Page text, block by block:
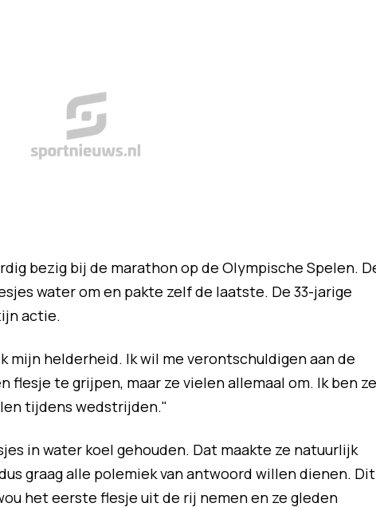
bezig bij de marathon op de Olympische Spelen.
water om en pakte zelf de laatste. De 33-jarige
actie.
mijn helderheid. Ik wil me verontschuldigen aan de
flesje te grijpen, maar ze vielen allemaal om. Ik ben
tijdens wedstrijden."
in water koel gehouden. Dat maakte ze natuurlijk
graag alle polemiek van antwoord willen dienen. Dit
het eerste flesje uit de rij nemen en ze gleden